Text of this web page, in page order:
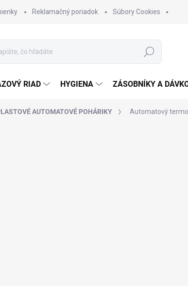
Reklamačný poriadok Súbory Cookies
Hľadať
RIAD HYGIENA ZÁSOBNÍKY A
AUTOMATOVÉ POHÁRIKY Automatový